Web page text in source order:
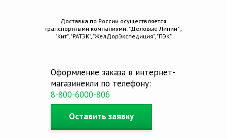
Доставка по России осуществляется
транспортными компаниями: "Деловые Линии" ,
"Кит", "РАТЭК", "ЖелДорЭкспедиция", "ПЭК"
Оформление заказа в интернет-
магазинеили по телефону:
8-800-6000-806
Оставить заявку